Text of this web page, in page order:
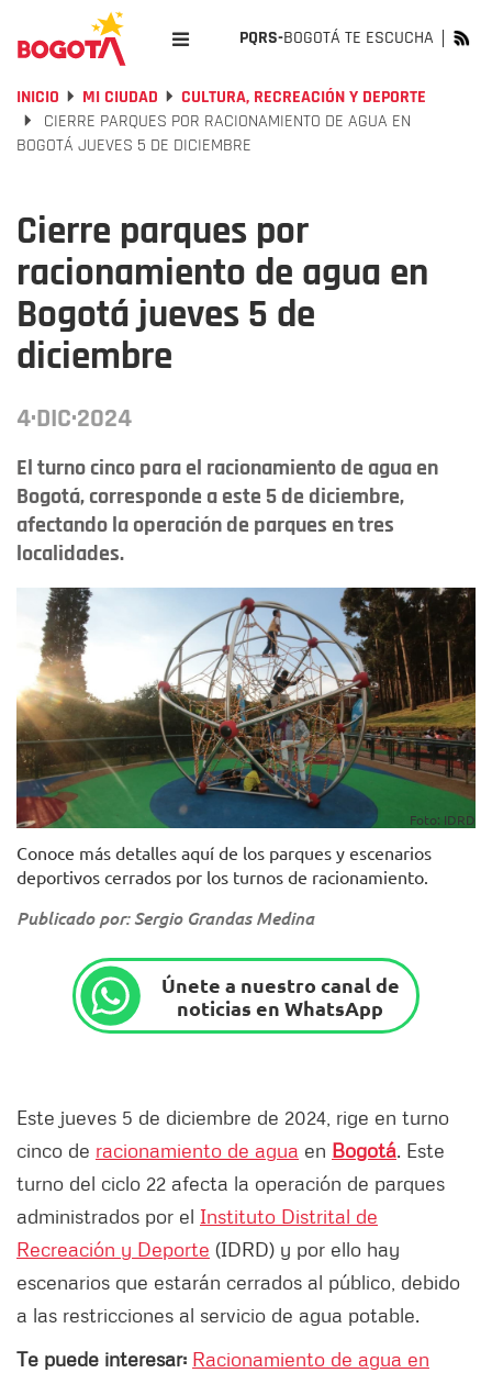
PQRS-BOGOTÁ TE ESCUCHA
INICIO MI CIUDAD
CULTURA, RECREACIÓN Y DEPORTE
CIERRE PARQUES POR RACIONAMIENTO DE AGUA EN
BOGOTÁ JUEVES 5 DE DICIEMBRE
Cierre parques por
racionamiento de agua en
Bogotá jueves 5 de
diciembre
4·DIC·2024
El turno cinco para el racionamiento de agua en
Bogotá, corresponde a este 5 de diciembre,
afectando la operación de parques en tres
localidades.
Foto: IDRD
Conoce más detalles aquí de los parques y escenarios
deportivos cerrados por los turnos de racionamiento.
Publicado por: Sergio Grandas Medina
Únete a nuestro canal de
noticias en WhatsApp
Este jueves 5 de diciembre de 2024, rige en turno
cinco de racionamiento de agua en Bogotá. Este
turno del ciclo 22 afecta la operación de parques
administrados por el Instituto Distrital de
Recreación y Deporte (IDRD) y por ello hay
escenarios que estarán cerrados al público, debido
a las restricciones al servicio de agua potable.
Te puede interesar: Racionamiento de agua en